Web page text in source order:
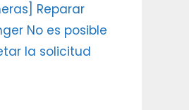
Reparar
No es posible
la solicitud